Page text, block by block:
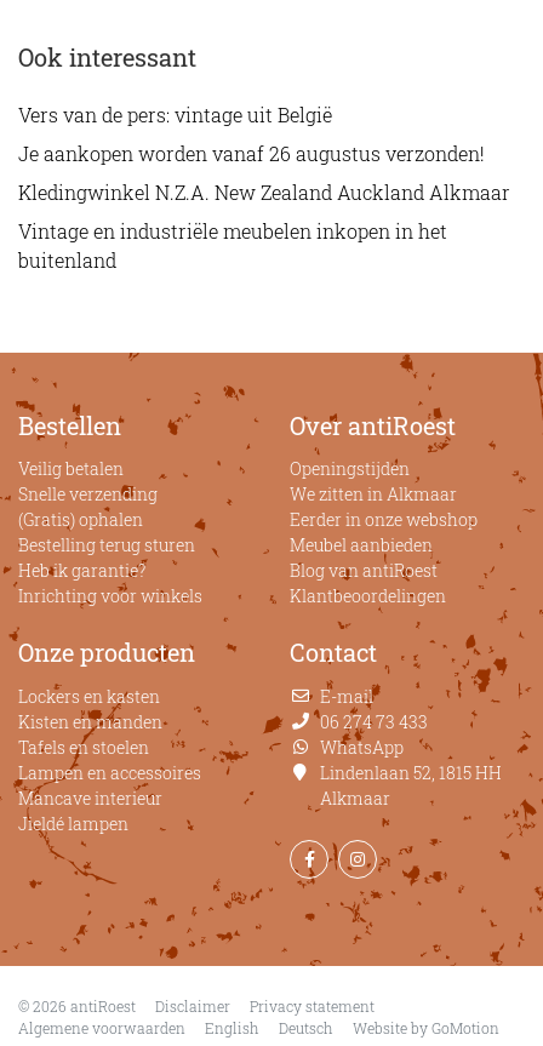
Ook interessant
Vers van de pers: vintage uit België
Je aankopen worden vanaf 26 augustus verzonden!
Kledingwinkel N.Z.A. New Zealand Auckland Alkmaar
Vintage en industriële meubelen inkopen in het
buitenland
Bestellen
Veilig betalen
Snelle verzending
(Gratis) ophalen
Bestelling terug sturen
Heb ik garantie?
Inrichting voor winkels
Over antiRoest
Openingstijden
We zitten in Alkmaar
Eerder in onze webshop
Meubel aanbieden
Blog van antiRoest
Klantbeoordelingen
Onze producten
Lockers en kasten
Kisten en manden
Tafels en stoelen
Lampen en accessoires
Mancave interieur
Jieldé lampen
Contact
E-mail
06 274 73 433
WhatsApp
Lindenlaan 52, 1815 HH
Alkmaar
Navigation
© 2026 antiRoest Disclaimer
Privacy statement
Algemene voorwaarden
English Deutsch Website by GoMotion